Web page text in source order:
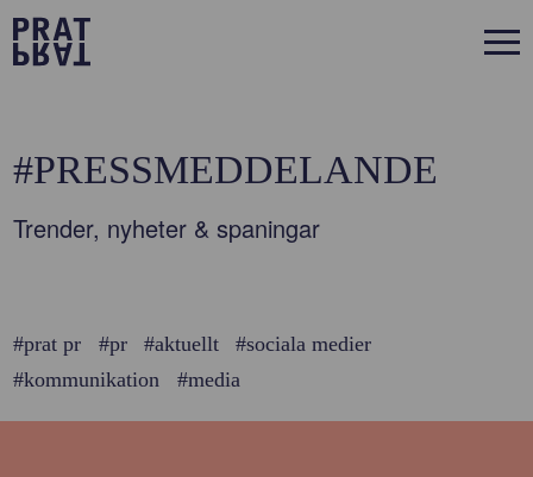
#PRESSMEDDELANDE
Trender, nyheter & spaningar
#prat pr #pr #aktuellt
#sociala medier
#kommunikation
#media